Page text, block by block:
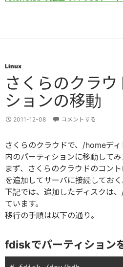
Linux
さくらのクラウ
ションの移動
2011-12-08 コメントする
さくらのクラウドで、/homeデ
内のパーティションに移動してみ
まず、さくらのクラウドのコン
を追加してサーバに接続しておく
下記では、追加したディスクは
ています。
移行の手順は以下の通り。
fdiskでパーティション